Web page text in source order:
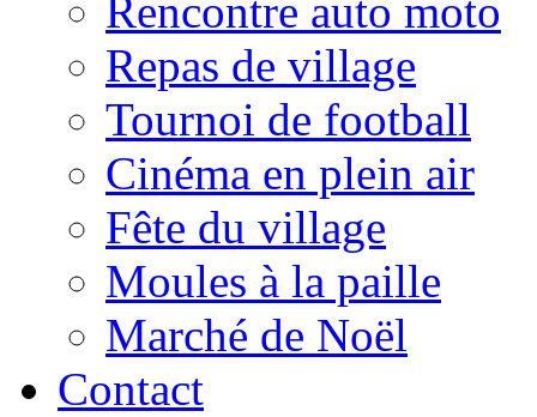
Rencontre auto moto
Repas de village
Tournoi de football
Cinéma en plein air
Fête du village
Moules à la paille
Marché de Noël
Contact